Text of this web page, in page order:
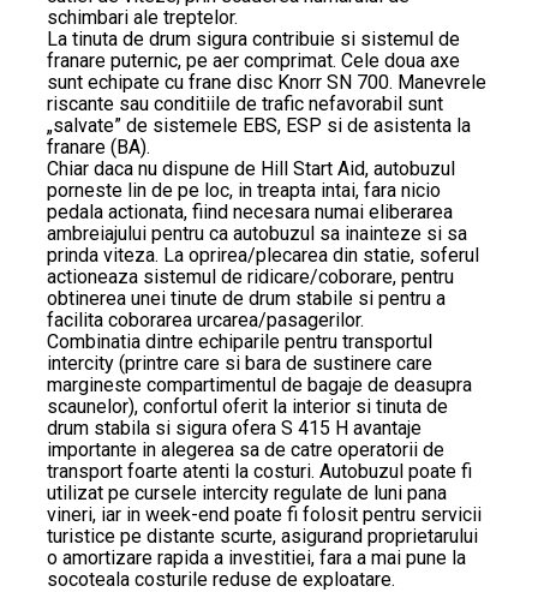
schimbari ale treptelor.
La tinuta de drum sigura contribuie si sistemul de
franare puternic, pe aer comprimat. Cele doua axe
sunt echipate cu frane disc Knorr SN 700. Manevrele
riscante sau conditiile de trafic nefavorabil sunt
„salvate” de sistemele EBS, ESP si de asistenta la
franare (BA).
Chiar daca nu dispune de Hill Start Aid, autobuzul
porneste lin de pe loc, in treapta intai, fara nicio
pedala actionata, fiind necesara numai eliberarea
ambreiajului pentru ca autobuzul sa inainteze si sa
prinda viteza. La oprirea/plecarea din statie, soferul
actioneaza sistemul de ridicare/coborare, pentru
obtinerea unei tinute de drum stabile si pentru a
facilita coborarea urcarea/pasagerilor.
Combinatia dintre echiparile pentru transportul
intercity (printre care si bara de sustinere care
margineste compartimentul de bagaje de deasupra
scaunelor), confortul oferit la interior si tinuta de
drum stabila si sigura ofera S 415 H avantaje
importante in alegerea sa de catre operatorii de
transport foarte atenti la costuri. Autobuzul poate fi
utilizat pe cursele intercity regulate de luni pana
vineri, iar in week-end poate fi folosit pentru servicii
turistice pe distante scurte, asigurand proprietarului
o amortizare rapida a investitiei, fara a mai pune la
socoteala costurile reduse de exploatare.